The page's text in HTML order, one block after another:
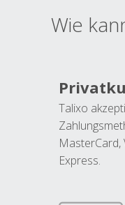
Wie
Talixo
MasterCard,
Express.